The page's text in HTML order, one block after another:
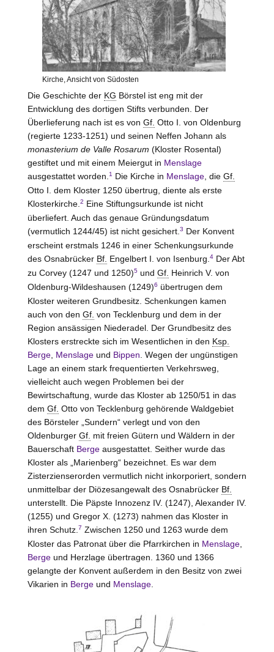
Kirche, Ansicht von Südosten
Die Geschichte der KG Börstel ist eng mit der
Entwicklung des dortigen Stifts verbunden. Der
Überlieferung nach ist es von Gf. Otto I. von Oldenburg
(regierte 1233-1251) und seinen Neffen Johann als
monasterium de Valle Rosarum (Kloster Rosental)
gestiftet und mit einem Meiergut in Menslage
ausgestattet worden.1 Die Kirche in Menslage, die Gf.
Otto I. dem Kloster 1250 übertrug, diente als erste
Klosterkirche.2 Eine Stiftungsurkunde ist nicht
überliefert. Auch das genaue Gründungsdatum
(vermutlich 1244/45) ist nicht gesichert.3 Der Konvent
erscheint erstmals 1246 in einer Schenkungsurkunde
des Osnabrücker Bf. Engelbert I. von Isenburg.4Der Abt
zu Corvey (1247 und 1250)5und Gf. Heinrich V. von
Oldenburg-Wildeshausen (1249)6 übertrugen dem
Kloster weiteren Grundbesitz. Schenkungen kamen
auch von den Gf. von Tecklenburg und dem in der
Region ansässigen Niederadel. Der Grundbesitz des
Klosters erstreckte sich im Wesentlichen in den Ksp.
Berge, Menslageund Bippen. Wegen der ungünstigen
Lage an einem stark frequentierten Verkehrsweg,
vielleicht auch wegen Problemen bei der
Bewirtschaftung, wurde das Kloster ab 1250/51 in das
dem Gf. Otto von Tecklenburg gehörende Waldgebiet
des Börsteler „Sundern“ verlegt und von den
Oldenburger Gf. mit freien Gütern und Wäldern in der
Bauerschaft Bergeausgestattet. Seither wurde das
Kloster als „Marienberg“ bezeichnet. Es war dem
Zisterzienserorden vermutlich nicht inkorporiert, sondern
unmittelbar der Diözesangewalt des Osnabrücker Bf.
unterstellt. Die Päpste Innozenz IV. (1247), Alexander IV.
(1255) und Gregor X. (1273) nahmen das Kloster in
ihren Schutz.7 Zwischen 1250 und 1263 wurde dem
Kloster das Patronat über die Pfarrkirchen in Menslage,
Bergeund Herzlage übertragen. 1360 und 1366
gelangte der Konvent außerdem in den Besitz von zwei
Vikarien in Bergeund Menslage.